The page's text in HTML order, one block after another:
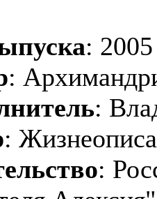
: 2005
:
:
:
: